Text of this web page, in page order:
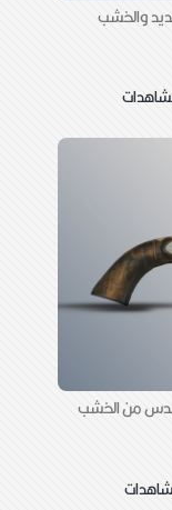
والخشب
من الخشب